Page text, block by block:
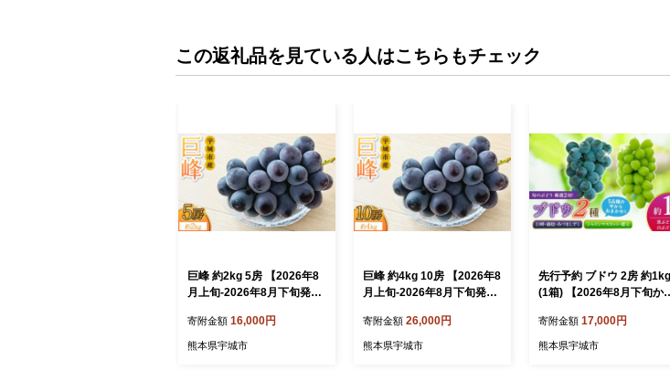
この返礼品を見ている人はこちらもチェック
巨峰 約2kg 5房 【2026年8
月上旬-2026年8月下旬発送
う みのだ観光農園
寄附金額 16,000円
熊本県宇城市
巨峰 約4kg 10房 【2026年8
月上旬-2026年8月下旬発送
う みのだ観光農園
寄附金額 26,000円
熊本県宇城市
先行予約 ブドウ 2房 約1kg
(1箱) 【2026年8月下旬か
ドウ 葡萄 マスカット 巨峰
きょほう グレープ 熊本県産
寄附金額 17,000円
熊本県宇城市